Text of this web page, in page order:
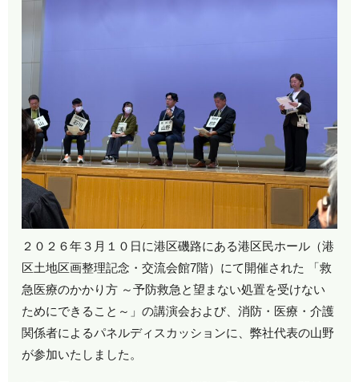
２０２６年３月１０日に港区磯路にある港区民ホール（港
区土地区画整理記念・交流会館7階）にて開催された 「救
急医療のかかり方 ～予防救急と望まない処置を受けない
ためにできること～」の講演会および、消防・医療・介護
関係者によるパネルディスカッションに、弊社代表の山野
が参加いたしました。